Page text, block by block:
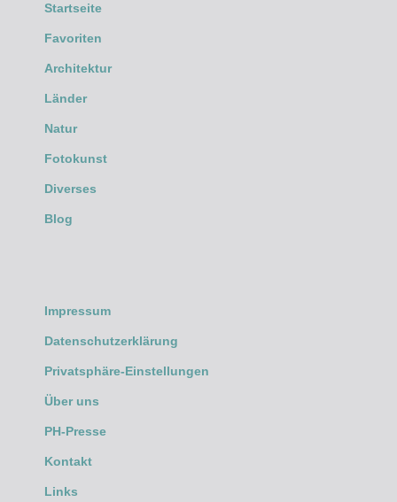
Startseite
Favoriten
Architektur
Länder
Natur
Fotokunst
Diverses
Blog
Impressum
Datenschutzerklärung
Privatsphäre-Einstellungen
Über uns
PH-Presse
Kontakt
Links